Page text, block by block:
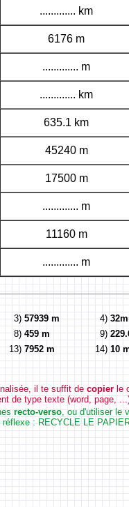
............. km
6176 m
............. m
............. km
635.1 km
45240 m
17500 m
............. m
11160 m
............. m
3) 57939 m 4)
8) 459 m 9)
13) 7952 m 14) 10
il te suffit de copier le
de type texte (word, page,
recto-verso, ou d'utiliser le
: RECYCLE LE